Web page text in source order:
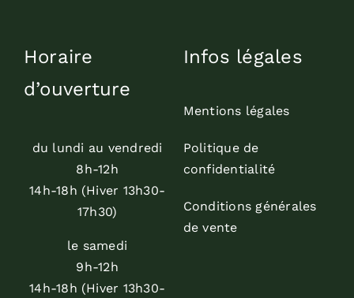
Horaire
d’ouverture
du lundi au vendredi
8h-12h
14h-18h (Hiver 13h30-
17h30)
le samedi
9h-12h
14h-18h (Hiver 13h30-
Infos légales
Mentions légales
Politique de
confidentialité
Conditions générales
de vente